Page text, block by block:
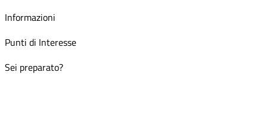
Informazioni
Punti di Interesse
Sei preparato?